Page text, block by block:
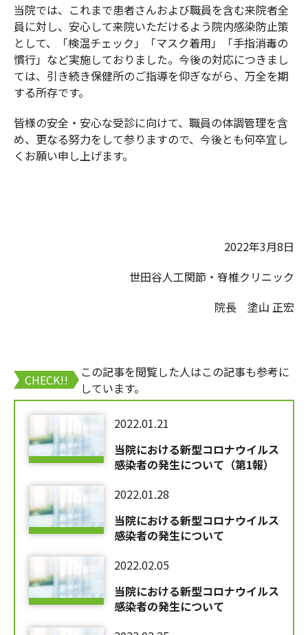
当院では、これまで患者さんおよび職員を含む来院者全
員に対し、安心して来院いただけるよう院内感染防止策
として、「検温チェック」「マスク着用」「手指消毒の
慣行」など実施しておりました。今後の対応につきまし
ては、引き続き保健所のご指導を仰ぎながら、万全を期
する所存です。
皆様の安全・安心な受診に向けて、職員の体調管理を含
め、更なる努力をして参りますので、今後とも何卒宜し
くお願い申し上げます。
2022年3月8日
世田谷人工関節・脊椎クリニック
院長 塗山 正宏
CHECK!!
この記事を閲覧した人はこの記事も参考に
しています。
2022.01.21
当院における新型コロナウイルス
感染者の発生について（第1報）
2022.01.28
当院における新型コロナウイルス
感染者の発生について
2022.02.05
当院における新型コロナウイルス
感染者の発生について